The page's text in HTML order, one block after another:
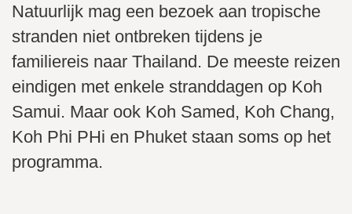
Natuurlijk mag een bezoek aan tropische
stranden niet ontbreken tijdens je
familiereis naar Thailand. De meeste reizen
eindigen met enkele stranddagen op Koh
Samui. Maar ook Koh Samed, Koh Chang,
Koh Phi PHi en Phuket staan soms op het
programma.